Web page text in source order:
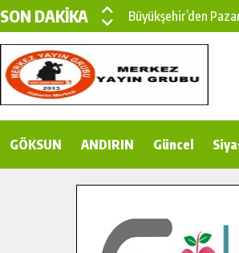
SON DAKİKA
Büyükşehir’den
Büyükşehir’den
Çin’den KSÜ’ye
Gençler Pusula
İlçe Jandarma
GÖKSUN ANDIRIN Güncel